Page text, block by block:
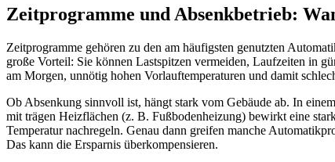
Zeitprogramme und Absenkbetrieb:
Zeitprogramme gehören zu den am häufigsten genutzten
große Vorteil: Sie können Lastspitzen vermeiden, Laufzeiten in
am Morgen, unnötig hohen Vorlauftemperaturen und damit
Ob Absenkung sinnvoll ist, hängt stark vom Gebäude ab. In
mit trägen Heizflächen (z. B. Fußbodenheizung) bewirkt eine
Temperatur nachregeln. Genau dann greifen manche
Das kann die Ersparnis überkompensieren.